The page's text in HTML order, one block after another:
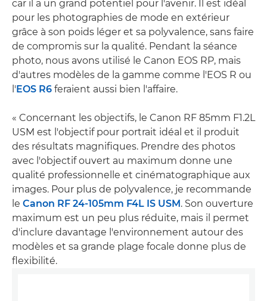
car il a un grand potentiel pour l'avenir. Il est idéal
pour les photographies de mode en extérieur
grâce à son poids léger et sa polyvalence, sans faire
de compromis sur la qualité. Pendant la séance
photo, nous avons utilisé le Canon EOS RP, mais
d'autres modèles de la gamme comme l'EOS R ou
l' EOS R6 feraient aussi bien l'affaire.
« Concernant les objectifs, le Canon RF 85mm F1.2L
USM est l'objectif pour portrait idéal et il produit
des résultats magnifiques. Prendre des photos
avec l'objectif ouvert au maximum donne une
qualité professionnelle et cinématographique aux
images. Pour plus de polyvalence, je recommande
le Canon RF 24-105mm F4L IS USM . Son ouverture
maximum est un peu plus réduite, mais il permet
d'inclure davantage l'environnement autour des
modèles et sa grande plage focale donne plus de
flexibilité.